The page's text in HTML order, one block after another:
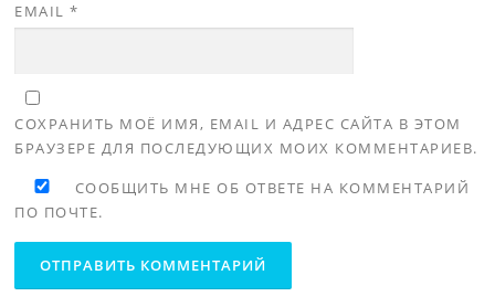
EMAIL*
СОХРАНИТЬ МОЁ ИМЯ, EMAIL И АДРЕС САЙТА В ЭТОМ
БРАУЗЕРЕ ДЛЯ ПОСЛЕДУЮЩИХ МОИХ КОММЕНТАРИЕВ.
СООБЩИТЬ МНЕ ОБ ОТВЕТЕ НА КОММЕНТАРИЙ
ПО ПОЧТЕ.